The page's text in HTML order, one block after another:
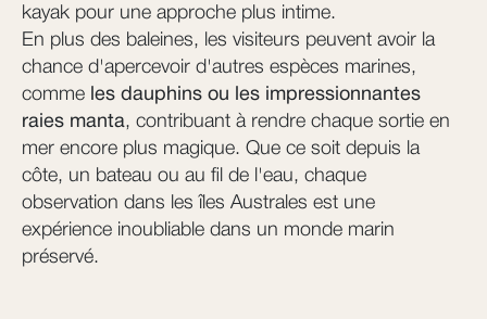
kayak pour une approche plus intime.
En plus des baleines, les visiteurs peuvent avoir la
chance d'apercevoir d'autres espèces marines,
comme les dauphins ou les impressionnantes
raies manta, contribuant à rendre chaque sortie en
mer encore plus magique. Que ce soit depuis la
côte, un bateau ou au fil de l'eau, chaque
observation dans les îles Australes est une
expérience inoubliable dans un monde marin
préservé.